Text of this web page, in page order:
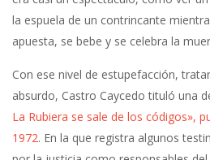
la espuela de un contrincante
apuesta, se bebe y se celebra la
Con ese nivel de estupefacción,
absurdo, Castro Caycedo tituló una
La Rubiera se sale de los códigos»,
1972. En la que registra algunos